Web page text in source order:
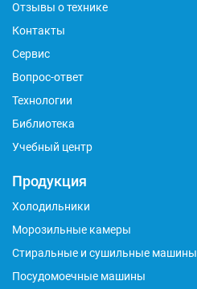
Отзывы о технике
Контакты
Сервис
Вопрос-ответ
Технологии
Библиотека
Учебный центр
Продукция
Холодильники
Морозильные камеры
Стиральные и сушильные машины
Посудомоечные машины